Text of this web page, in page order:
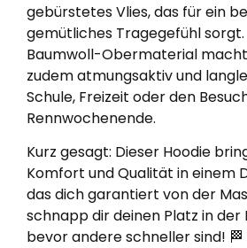
gebürstetes Vlies, das für ein
gemütliches Tragegefühl sorgt.
Baumwoll-Obermaterial
zudem atmungsaktiv und
Schule, Freizeit oder den
Rennwochenende.
Kurz gesagt: Dieser Hoodie
Komfort und Qualität in einem
das dich garantiert von der
schnapp dir deinen Platz in der
bevor andere schneller sind! 🏁